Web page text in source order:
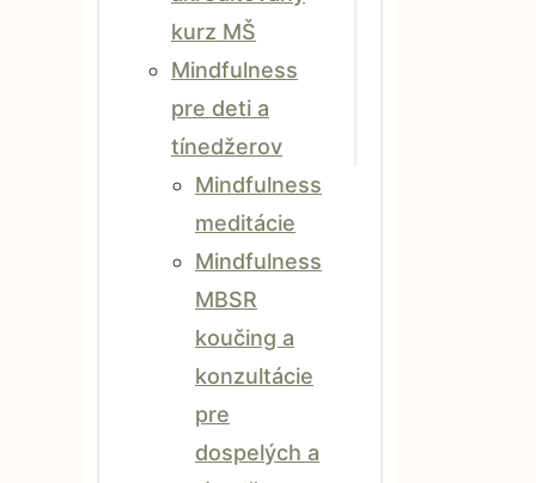
kurz MŠ
Mindfulness
pre deti a
tínedžerov
Mindfulness
meditácie
Mindfulness
MBSR
koučing a
konzultácie
pre
dospelých a